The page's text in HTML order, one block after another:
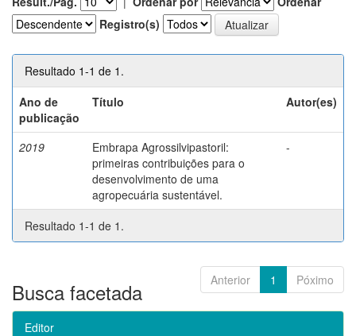
Registro(s)
Resultado 1-1 de 1.
Ano de
publicação
Título Autor(es)
2019
Embrapa Agrossilvipastoril:
primeiras contribuições para o
desenvolvimento de uma
agropecuária sustentável.
-
Resultado 1-1 de 1.
Anterior 1 Póximo
Busca facetada
Editor